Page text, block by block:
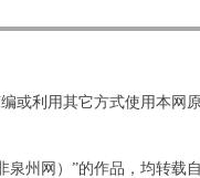
或利用其它方式使用本网
州网）”的作品，均转载